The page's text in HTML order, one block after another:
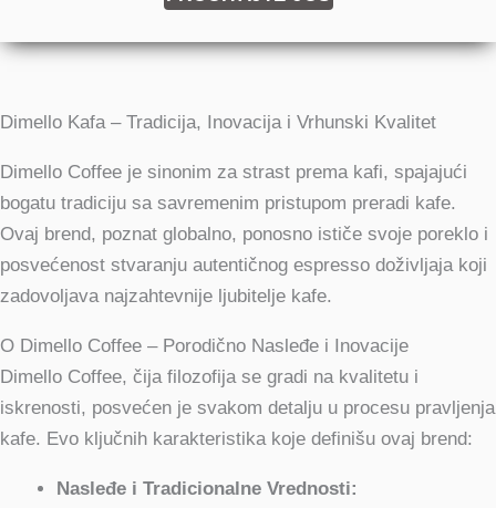
Dimello Kafa – Tradicija, Inovacija i Vrhunski Kvalitet
Dimello Coffee je sinonim za strast prema kafi, spajajući
bogatu tradiciju sa savremenim pristupom preradi kafe.
Ovaj brend, poznat globalno, ponosno ističe svoje poreklo i
posvećenost stvaranju autentičnog espresso doživljaja koji
zadovoljava najzahtevnije ljubitelje kafe.
O Dimello Coffee – Porodično Nasleđe i Inovacije
Dimello Coffee, čija filozofija se gradi na kvalitetu i
iskrenosti, posvećen je svakom detalju u procesu pravljenja
kafe. Evo ključnih karakteristika koje definišu ovaj brend:
Nasleđe i Tradicionalne Vrednosti: